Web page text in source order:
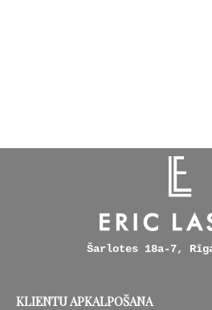
Šarlotes 18a-7,
KLIENTU APKALPOŠANA